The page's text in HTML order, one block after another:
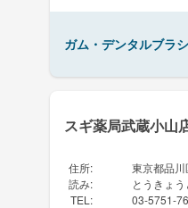
ガム・デンタルブラ
スギ薬局武蔵小山
住所:
東京都品
読み:
とうきょ
TEL : 03-5751-